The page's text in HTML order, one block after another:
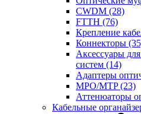
CWDM (28)
FTTH (76)
Крепление
Коннекторы
Аксессуары
систем (14)
Адаптеры
MPO/MTP(23)
Аттенюаторы
Кабельные